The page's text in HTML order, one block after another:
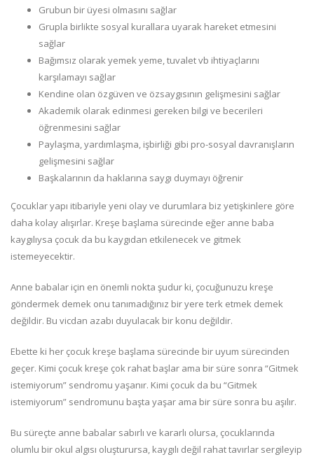
Grubun bir üyesi olmasını sağlar
Grupla birlikte sosyal kurallara uyarak hareket etmesini
sağlar
Bağımsız olarak yemek yeme, tuvalet vb ihtiyaçlarını
karşılamayı sağlar
Kendine olan özgüven ve özsaygısının gelişmesini sağlar
Akademik olarak edinmesi gereken bilgi ve becerileri
öğrenmesini sağlar
Paylaşma, yardımlaşma, işbirliği gibi pro-sosyal davranışların
gelişmesini sağlar
Başkalarının da haklarına saygı duymayı öğrenir
Çocuklar yapı itibariyle yeni olay ve durumlara biz yetişkinlere göre
daha kolay alışırlar. Kreşe başlama sürecinde eğer anne baba
kaygılıysa çocuk da bu kaygıdan etkilenecek ve gitmek
istemeyecektir.
Anne babalar için en önemli nokta şudur ki, çocuğunuzu kreşe
göndermek demek onu tanımadığınız bir yere terk etmek demek
değildir. Bu vicdan azabı duyulacak bir konu değildir.
Ebette ki her çocuk kreşe başlama sürecinde bir uyum sürecinden
geçer. Kimi çocuk kreşe çok rahat başlar ama bir süre sonra “Gitmek
istemiyorum” sendromu yaşanır. Kimi çocuk da bu “Gitmek
istemiyorum” sendromunu başta yaşar ama bir süre sonra bu aşılır.
Bu süreçte anne babalar sabırlı ve kararlı olursa, çocuklarında
olumlu bir okul algısı oluşturursa, kaygılı değil rahat tavırlar sergileyip